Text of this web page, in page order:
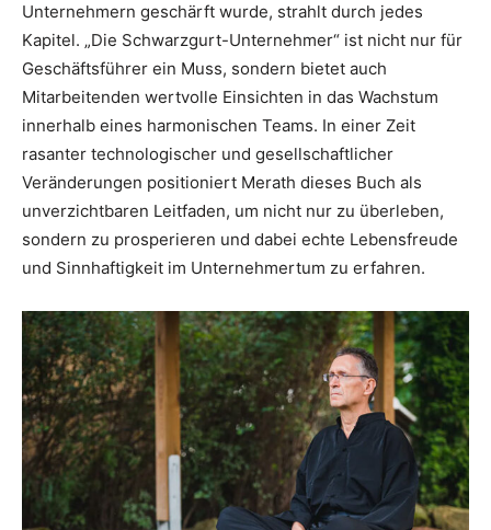
Unternehmern geschärft wurde, strahlt durch jedes
Kapitel. „Die Schwarzgurt-Unternehmer“ ist nicht nur für
Geschäftsführer ein Muss, sondern bietet auch
Mitarbeitenden wertvolle Einsichten in das Wachstum
innerhalb eines harmonischen Teams. In einer Zeit
rasanter technologischer und gesellschaftlicher
Veränderungen positioniert Merath dieses Buch als
unverzichtbaren Leitfaden, um nicht nur zu überleben,
sondern zu prosperieren und dabei echte Lebensfreude
und Sinnhaftigkeit im Unternehmertum zu erfahren.